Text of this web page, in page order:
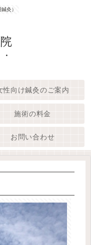
灸）
性向け鍼灸のご案内
施術の料金
お問い合わせ